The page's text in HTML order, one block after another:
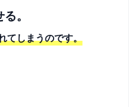
。
てしまうのです。